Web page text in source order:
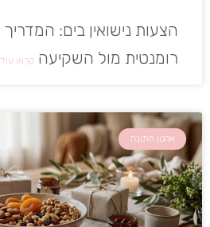
הצעות נישואין בים:
רומנטית מול השקיעה קראו
ארגון חתונה